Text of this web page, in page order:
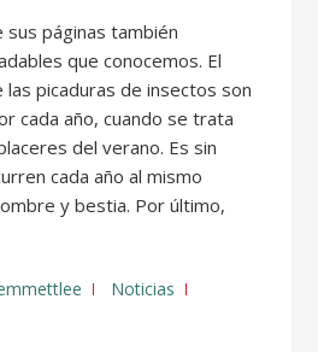
sus páginas también
que conocemos. El
picaduras de insectos son
cada año, cuando se trata
del verano. Es sin
cada año al mismo
y bestia. Por último,
Noticias